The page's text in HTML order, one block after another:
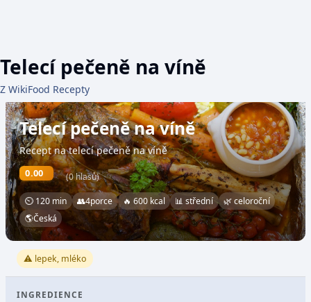
Telecí pečeně na víně
Z WikiFood Recepty
Telecí pečeně na víně
Recept na telecí pečeně na víně
0.00 (0 hlasů)
⏲ 120 min 👥4porce 🔥 600 kcal 📊 střední
🌿 celoroční
🌎Česká
⚠️ lepek, mléko
INGREDIENCE